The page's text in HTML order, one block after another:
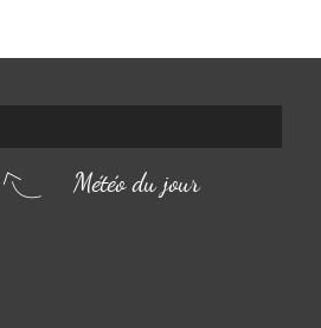
Météo du jour